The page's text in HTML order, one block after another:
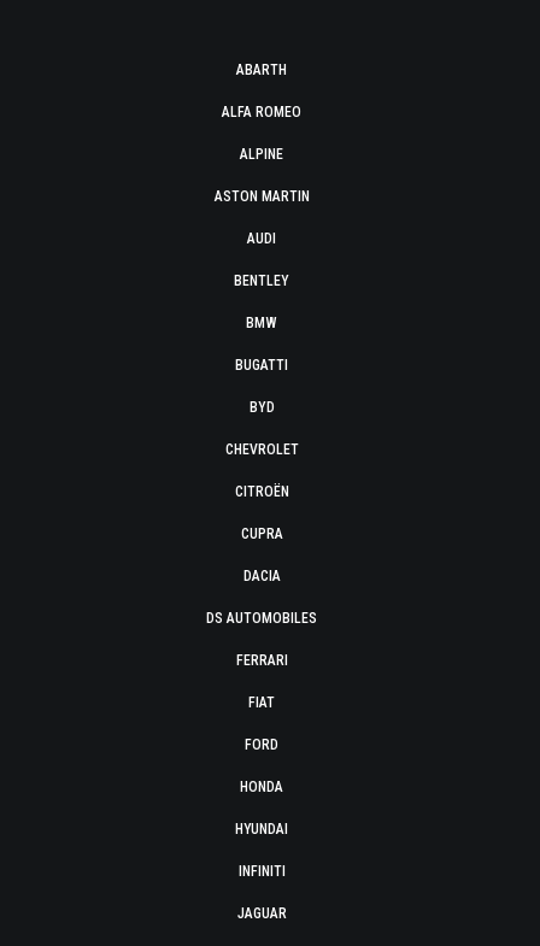
ABARTH
ALFA ROMEO
ALPINE
ASTON MARTIN
AUDI
BENTLEY
BMW
BUGATTI
BYD
CHEVROLET
CITROËN
CUPRA
DACIA
DS AUTOMOBILES
FERRARI
FIAT
FORD
HONDA
HYUNDAI
INFINITI
JAGUAR